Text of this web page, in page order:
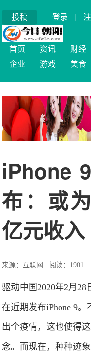
投稿 登录 |
首页 资讯 财经
企业
游戏 美食
iPhone
布：或
亿元收入
来源：互联网 阅读：1901
驱动中国2020年2月
在近期发布iPhone 9
出个疫情，这也使得
念。而现在，种种迹